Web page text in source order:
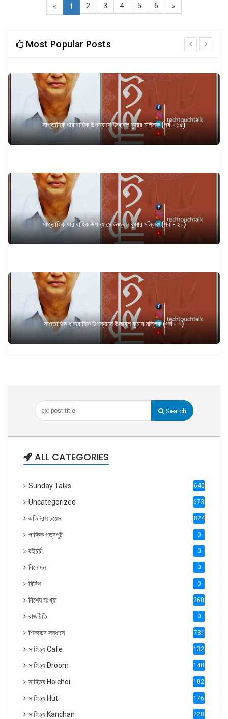
« 1 2 3 4 5 6 »
Most Popular Posts
সাপ্তাহিক ধারাবাহিক উপন্যাসে উজ্জ্বল কুমার মল্লিক (পর্ব - ১৫)
সাপ্তাহিক ধারাবাহিক উপন্যাসে উজ্জ্বল কুমার মল্লিক (পর্ব - ২০)
সাপ্তাহিক ধারাবাহিক উপন্যাসে উজ্জ্বল কুমার মল্লিক (পর্ব - ৭)
prev
Search
ALL CATEGORIES
Sunday Talks 640
Uncategorized 6738
এডিটরস চয়েস 824
পাক্ষিক পত্রপুট 0
বইচর্চা 0
বিনোদন 0
বিবিধ 0
বিশেষ সংখ্যা 2686
রাজনীতি 0
শিকড়ের সন্ধানে 731
সাহিত্য Cafe 1321
সাহিত্য Droom 1488
সাহিত্য Hoichoi 1027
সাহিত্য Hut 1769
সাহিত্য Kanchan 2287